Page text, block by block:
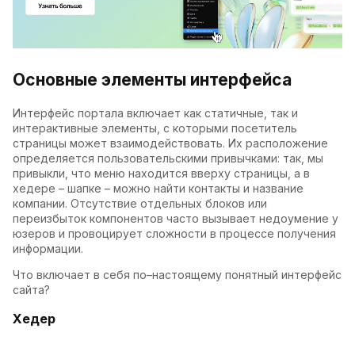
Основные элементы интерфейса
Интерфейс портала включает как статичные, так и
интерактивные элементы, с которыми посетитель
страницы может взаимодействовать. Их расположение
определяется пользовательскими привычками: так, мы
привыкли, что меню находится вверху страницы, а в
хедере – шапке – можно найти контакты и название
компании. Отсутствие отдельных блоков или
переизбыток компонентов часто вызывает недоумение у
юзеров и провоцирует сложности в процессе получения
информации.
Что включает в себя по–настоящему понятный интерфейс
сайта?
Хедер